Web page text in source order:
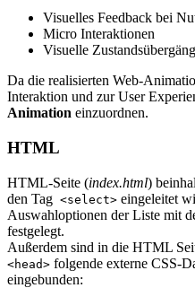
Visuelles Feedback bei
Micro Interaktionen
Visuelle
Da die realisierten Web-
Interaktion und zur User
Animation einzuordnen.
HTML
HTML-Seite (index.html)
den Tag <select> eingeleitet
Auswahloptionen der Liste mit
festgelegt.
Außerdem sind in die HTML
<head> folgende externe CSS-
eingebunden: